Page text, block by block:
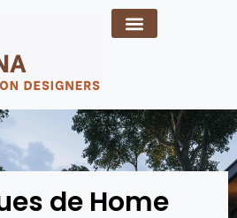
de Home